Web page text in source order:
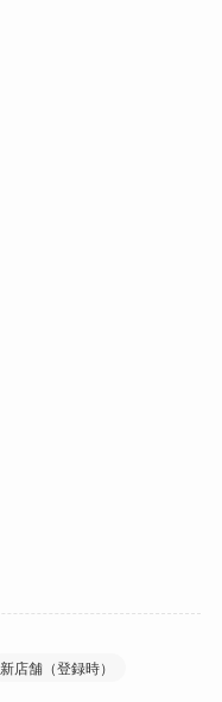
新店舗（登録時）